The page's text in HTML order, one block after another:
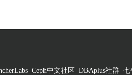
Ceph中文社区 DBAplus社群 七